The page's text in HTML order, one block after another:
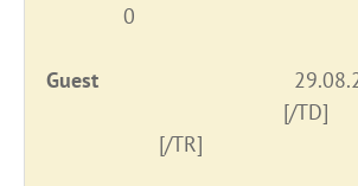
Guest
[/TD]
[/TR]